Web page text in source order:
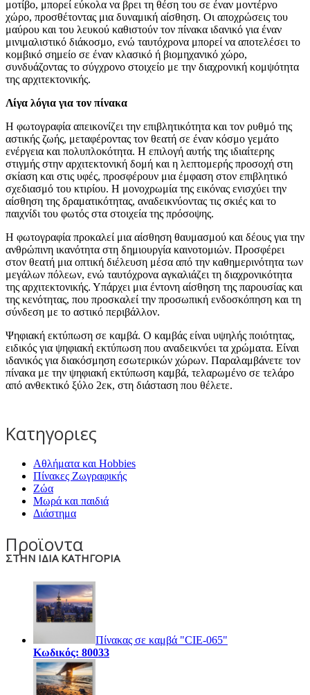
μοτίβο, μπορεί εύκολα να βρει τη θέση του σε έναν μοντέρνο
χώρο, προσθέτοντας μια δυναμική αίσθηση. Οι αποχρώσεις του
μαύρου και του λευκού καθιστούν τον πίνακα ιδανικό για έναν
μινιμαλιστικό διάκοσμο, ενώ ταυτόχρονα μπορεί να αποτελέσει το
κομβικό σημείο σε έναν κλασικό ή βιομηχανικό χώρο,
συνδυάζοντας το σύγχρονο στοιχείο με την διαχρονική κομψότητα
της αρχιτεκτονικής.
Λίγα λόγια για τον πίνακα
Η φωτογραφία απεικονίζει την επιβλητικότητα και τον ρυθμό της
αστικής ζωής, μεταφέροντας τον θεατή σε έναν κόσμο γεμάτο
ενέργεια και πολυπλοκότητα. Η επιλογή αυτής της ιδιαίτερης
στιγμής στην αρχιτεκτονική δομή και η λεπτομερής προσοχή στη
σκίαση και στις υφές, προσφέρουν μια έμφαση στον επιβλητικό
σχεδιασμό του κτιρίου. Η μονοχρωμία της εικόνας ενισχύει την
αίσθηση της δραματικότητας, αναδεικνύοντας τις σκιές και το
παιχνίδι του φωτός στα στοιχεία της πρόσοψης.
Η φωτογραφία προκαλεί μια αίσθηση θαυμασμού και δέους για την
ανθρώπινη ικανότητα στη δημιουργία καινοτομιών. Προσφέρει
στον θεατή μια οπτική διέλευση μέσα από την καθημερινότητα των
μεγάλων πόλεων, ενώ ταυτόχρονα αγκαλιάζει τη διαχρονικότητα
της αρχιτεκτονικής. Υπάρχει μια έντονη αίσθηση της παρουσίας και
της κενότητας, που προσκαλεί την προσωπική ενδοσκόπηση και τη
σύνδεση με το αστικό περιβάλλον.
Ψηφιακή εκτύπωση σε καμβά. Ο καμβάς είναι υψηλής ποιότητας,
ειδικός για ψηφιακή εκτύπωση που αναδεικνύει τα χρώματα. Είναι
ιδανικός για διακόσμηση εσωτερικών χώρων. Παραλαμβάνετε τον
πίνακα με την ψηφιακή εκτύπωση καμβά, τελαρωμένο σε τελάρο
από ανθεκτικό ξύλο 2εκ, στη διάσταση που θέλετε.
Κατηγοριες
Αθλήματα και Hobbies
Πίνακες Ζωγραφικής
Ζώα
Μωρά και παιδιά
Διάστημα
Προϊοντα
ΣΤΗΝ ΙΔΙΑ ΚΑΤΗΓΟΡΙΑ
Πίνακας σε καμβά "CIE-065"
Κωδικός: 80033